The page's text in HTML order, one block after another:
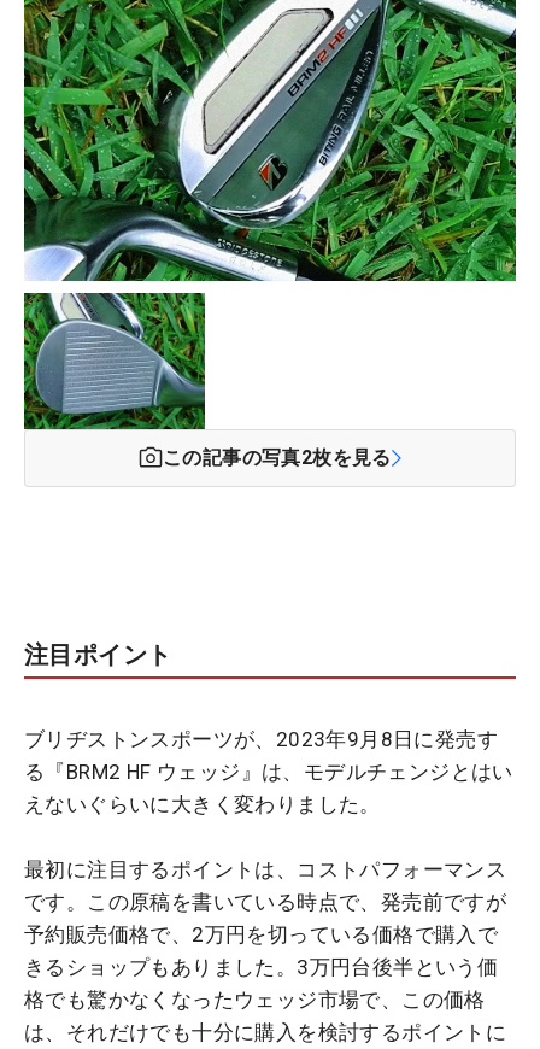
この記事の写真2枚を見る
注目ポイント
ブリヂストンスポーツが、2023年9月8日に発売す
る『BRM2 HF ウェッジ』は、モデルチェンジとはい
えないぐらいに大きく変わりました。
最初に注目するポイントは、コストパフォーマンス
です。この原稿を書いている時点で、発売前ですが
予約販売価格で、2万円を切っている価格で購入で
きるショップもありました。3万円台後半という価
格でも驚かなくなったウェッジ市場で、この価格
は、それだけでも十分に購入を検討するポイントに